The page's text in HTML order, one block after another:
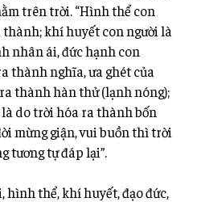
trên trời. “Hình thể con
thành; khí huyết conngười là
nhân ái, đức hạnh con
thành nghĩa, ưa ghét của
thành hàn thử (lạnh nóng);
do trời hóa ra thành bốn
mừng giận, vui buồn thì trời
tương tự đáp lại”.
hình thể, khí huyết, đạo đức,